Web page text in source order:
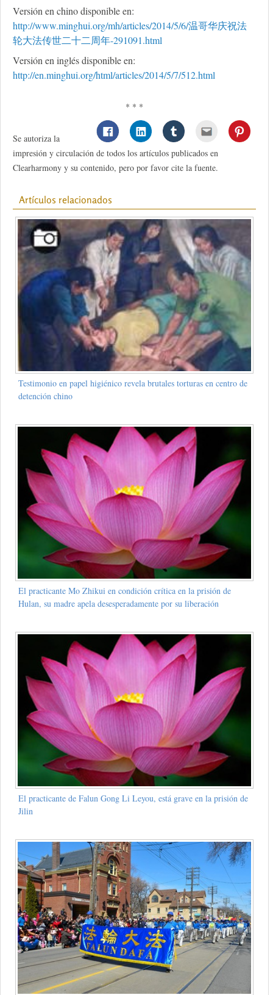
Versión en chino disponible en:
http://www.minghui.org/mh/articles/2014/5/6/温哥华庆祝法
轮大法传世二十二周年-291091.html
Versión en inglés disponible en:
http://en.minghui.org/html/articles/2014/5/7/512.html
* * *
Se autoriza la
impresión y circulación de todos los artículos publicados en
Clearharmony y su contenido, pero por favor cite la fuente.
Artículos relacionados
Testimonio en papel higiénico revela brutales torturas en centro de
detención chino
El practicante Mo Zhikui en condición crítica en la prisión de
Hulan, su madre apela desesperadamente por su liberación
El practicante de Falun Gong Li Leyou, está grave en la prisión de
Jilin